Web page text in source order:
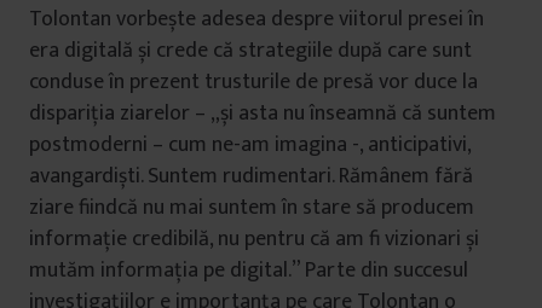
Tolontan vorbește adesea despre viitorul presei în
era digitală și crede că strategiile după care sunt
conduse în prezent trusturile de presă vor duce la
dispariția ziarelor – „și asta nu înseamnă că suntem
postmoderni – cum ne-am imagina -, anticipativi,
avangardiști. Suntem rudimentari. Rămânem fără
ziare ­fiindcă nu mai suntem în stare să producem
informație credibilă, nu pentru că am fi vizionari și
mutăm informația pe digital.” Parte din succesul